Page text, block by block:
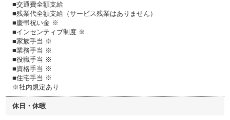
■交通費全額支給
■残業代全額支給（サービス残業はありません）
■慶弔祝い金 ※
■インセンティブ制度 ※
■家族手当 ※
■業務手当 ※
■役職手当 ※
■資格手当 ※
■住宅手当 ※
※社内規定あり
休日・休暇